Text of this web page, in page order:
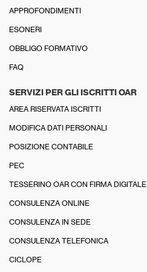
APPROFONDIMENTI
ESONERI
OBBLIGO FORMATIVO
FAQ
SERVIZI PER GLI ISCRITTI OAR
AREA RISERVATA ISCRITTI
MODIFICA DATI PERSONALI
POSIZIONE CONTABILE
PEC
TESSERINO OAR CON FIRMA DIGITALE
CONSULENZA ONLINE
CONSULENZA IN SEDE
CONSULENZA TELEFONICA
CICLOPE